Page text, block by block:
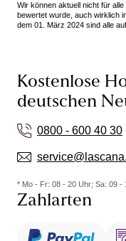
Wir können aktuell nicht für
bewertet wurde, auch wirklich
dem 01. März 2024 sind alle
Kostenlose
deutschen
0800 - 600 40 30
* Mo - Fr: 08 - 20 Uhr; Sa: 09 -
Zahlarten